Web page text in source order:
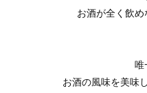
お酒が全く飲め
唯
お酒の風味を美味